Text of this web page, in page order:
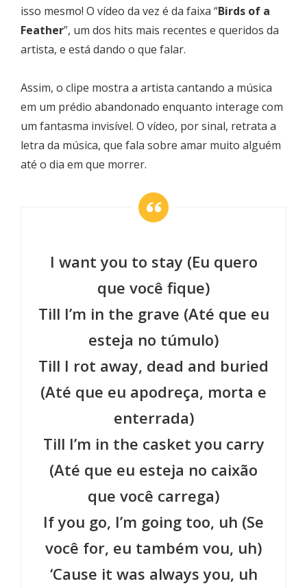
isso mesmo! O vídeo da vez é da faixa “Birds of a
Feather”, um dos hits mais recentes e queridos da
artista, e está dando o que falar.
Assim, o clipe mostra a artista cantando a música
em um prédio abandonado enquanto interage com
um fantasma invisível. O vídeo, por sinal, retrata a
letra da música, que fala sobre amar muito alguém
até o dia em que morrer.
I want you to stay (Eu quero
que você fique)
Till I’m in the grave (Até que eu
esteja no túmulo)
Till I rot away, dead and buried
(Até que eu apodreça, morta e
enterrada)
Till I’m in the casket you carry
(Até que eu esteja no caixão
que você carrega)
If you go, I’m going too, uh (Se
você for, eu também vou, uh)
‘Cause it was always you, uh